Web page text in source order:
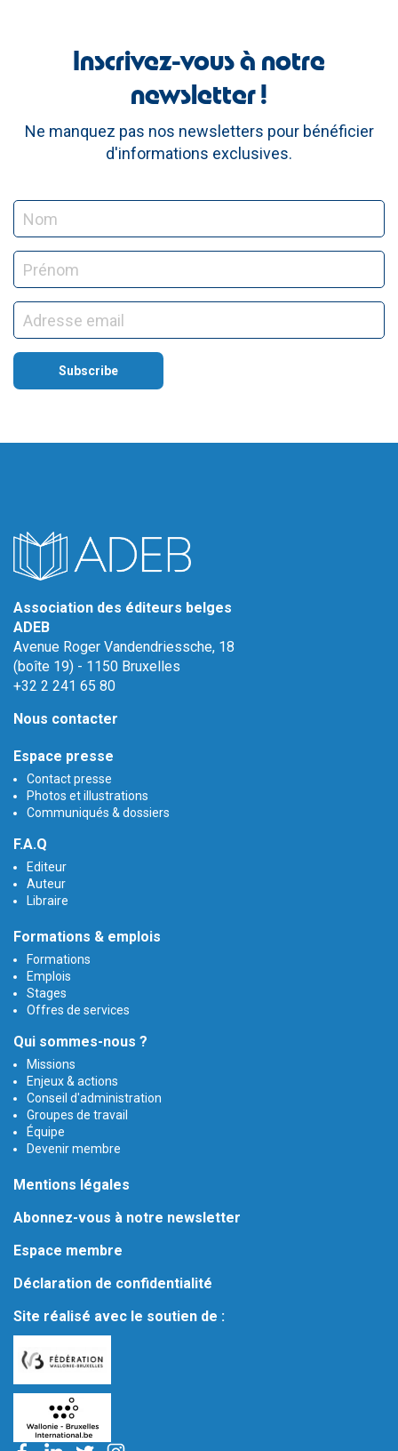
Inscrivez-vous à notre
newsletter !
Ne manquez pas nos newsletters pour bénéficier
d'informations exclusives.
Association des éditeurs belges
ADEB
Avenue Roger Vandendriessche, 18
(boîte 19) - 1150 Bruxelles
+32 2 241 65 80
Nous contacter
Espace presse
Contact presse
Photos et illustrations
Communiqués & dossiers
F.A.Q
Editeur
Auteur
Libraire
Formations & emplois
Formations
Emplois
Stages
Offres de services
Qui sommes-nous ?
Missions
Enjeux & actions
Conseil d'administration
Groupes de travail
Équipe
Devenir membre
Mentions légales
Abonnez-vous à notre newsletter
Espace membre
Déclaration de confidentialité
Site réalisé avec le soutien de :